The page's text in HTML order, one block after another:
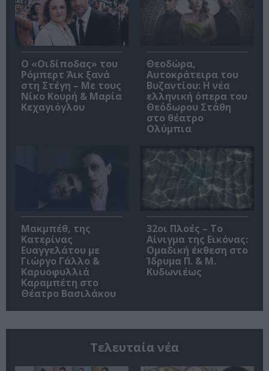
O «Οιδίποδας» του
Ρόμπερτ Άικ ξανά
στη Στέγη – Με τους
Νίκο Κουρή & Μαρία
Κεχαγιόγλου
Θεοδώρα,
Αυτοκράτειρα του
Βυζαντίου: Η νέα
ελληνική όπερα του
Θεόδωρου Στάθη
στο θέατρο
Ολύμπια
Μακμπέθ, της
Κατερίνας
Ευαγγελάτου με
Γιώργο Γάλλο &
Καρυοφυλλιά
Καραμπέτη στο
Θέατρο Βασιλάκου
32οι Πλοές – Το
Αίνιγμα της Εικόνας:
Ομαδική έκθεση στο
Ίδρυμα Π. & Μ.
Κυδωνιέως
Τελευταία νέα